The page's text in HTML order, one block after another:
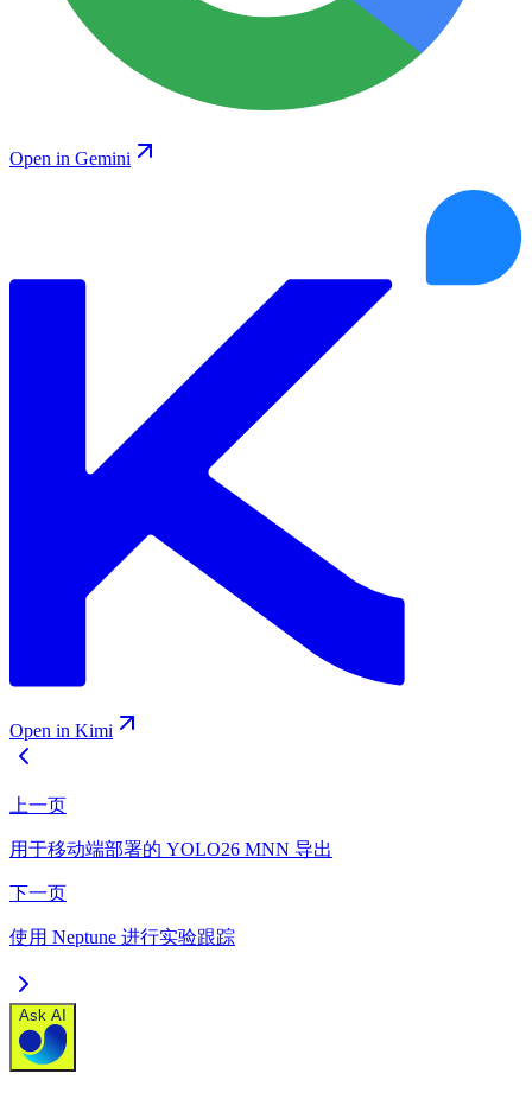
Open in Gemini
Open in Kimi
上一页
用于移动端部署的 YOLO26 MNN 导出
下一页
使用 Neptune 进行实验跟踪
Ask AI